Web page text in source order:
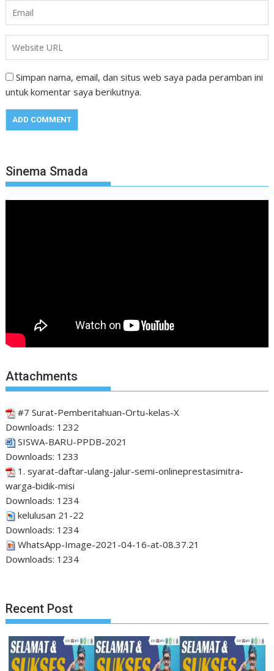
Simpan nama, email, dan situs web saya pada peramban ini
untuk komentar saya berikutnya.
Sinema Smada
Attachments
#7 Surat-Pemberitahuan-Ortu-kelas-X
Downloads: 1232
SISWA-BARU-PPDB-2021
Downloads: 1233
1. syarat-daftar-ulang-jalur-semi-onlineprestasimitra-
warga-bidik-misi
Downloads: 1234
kelulusan 21-22
Downloads: 1234
WhatsApp-Image-2021-04-16-at-08.37.21
Downloads: 1234
Recent Post